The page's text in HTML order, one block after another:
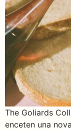
The Goliards
enceten una